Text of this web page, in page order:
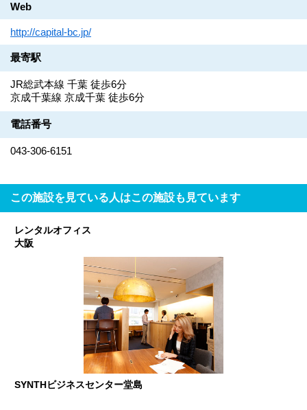
Web
http://capital-bc.jp/
最寄駅
JR総武本線 千葉 徒歩6分
京成千葉線 京成千葉 徒歩6分
電話番号
043-306-6151
この施設を見ている人はこの施設も見ています
レンタルオフィス
大阪
SYNTHビジネスセンター堂島